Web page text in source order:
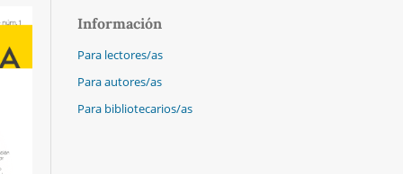
Información
Para lectores/as
Para autores/as
Para bibliotecarios/as